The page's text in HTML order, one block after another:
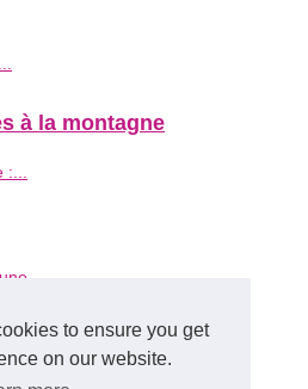
to ensure you get
on our website.
à la montagne